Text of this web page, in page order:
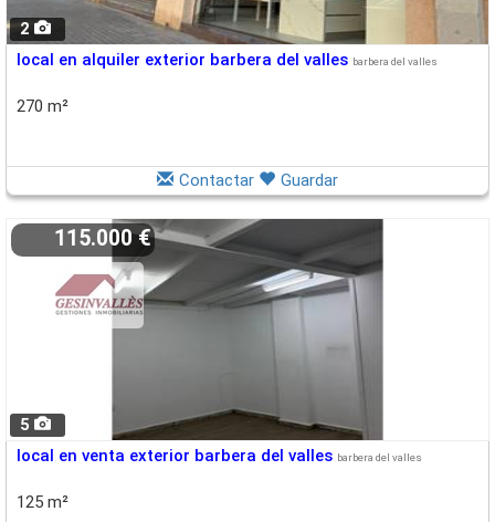
2
local en alquiler exterior barbera del valles barbera del valles
270 m²
Contactar Guardar
5
115.000 €
local en venta exterior barbera del valles barbera del valles
125 m²